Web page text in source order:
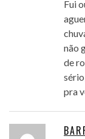
Fui
não
de
pra